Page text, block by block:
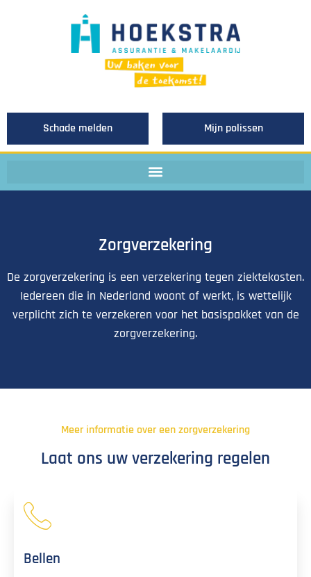
Schade melden Mijn polissen
Zorgverzekering
De zorgverzekering is een verzekering tegen ziektekosten.
Iedereen die in Nederland woont of werkt, is wettelijk
verplicht zich te verzekeren voor het basispakket van de
zorgverzekering.
Meer informatie over een zorgverzekering
Laat ons uw verzekering regelen
Bellen